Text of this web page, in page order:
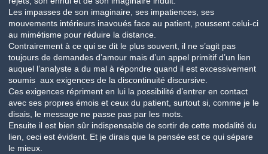
Les impasses de son imaginaire, ses impatiences, ses
mouvements intérieurs inavoués face au patient, poussent celui-ci
au mimétisme pour réduire la distance.
Contrairement à ce qui se dit le plus souvent, il ne s’agit pas
toujours de demandes d’amour mais d’un appel primitif d’un lien
auquel l’analyste a du mal à répondre quand il est excessivement
soumis aux exigences de la discontinuité discursive.
Ces exigences répriment en lui la possibilité d’entrer en contact
avec ses propres émois et ceux du patient, surtout si, comme je le
disais, le message ne passe pas par les mots.
Ensuite il est bien sûr indispensable de sortir de cette modalité du
lien, ceci est évident. Et je dirais que la pensée est ce qui sépare
le mieux.